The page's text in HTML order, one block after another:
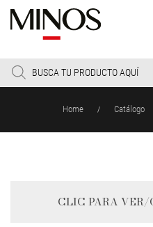
Products
search
Home / Catálogo
CLIC PARA VER/